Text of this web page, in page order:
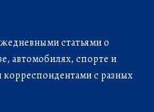
статьями о
автомобилях, спорте и
с разных